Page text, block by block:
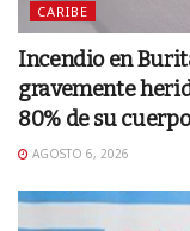
CARIBE
Incendio en
gravemente
80% de su cuerpo
AGOSTO 6, 2026